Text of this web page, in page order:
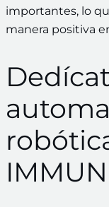
importantes, lo
manera positiva